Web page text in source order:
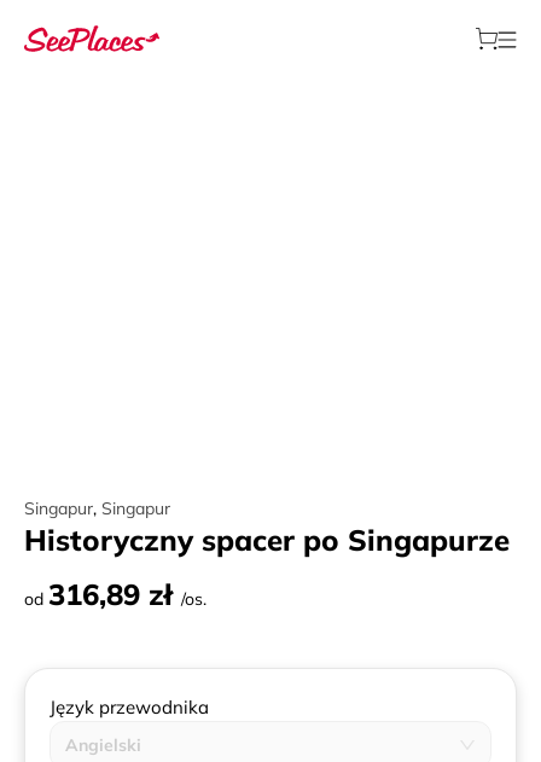
Singapur, Singapur
Historyczny spacer po Singapurze
od 316,89 zł /os.
Język przewodnika
Angielski